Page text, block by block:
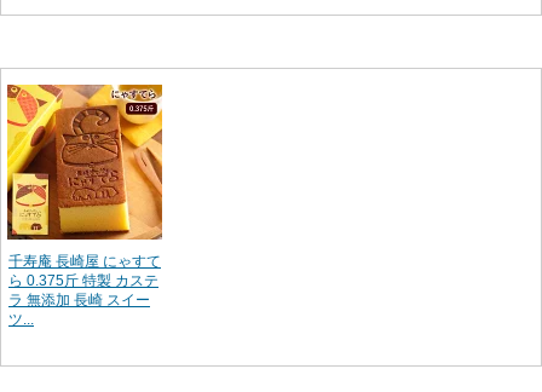
千寿庵 長崎屋 にゃすて
ら 0.375斤 特製 カステ
ラ 無添加 長崎 スイー
ツ...